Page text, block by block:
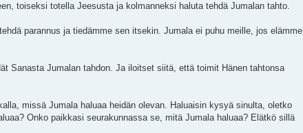
toiseksi totella Jeesusta ja kolmanneksi haluta tehdä Jumalan tahto.
parannus ja tiedämme sen itsekin. Jumala ei puhu meille, jos elämme
Sanasta Jumalan tahdon. Ja iloitset siitä, että toimit Hänen tahtonsa
missä Jumala haluaa heidän olevan. Haluaisin kysyä sinulta, oletko
Onko paikkasi seurakunnassa se, mitä Jumala haluaa? Elätkö sillä